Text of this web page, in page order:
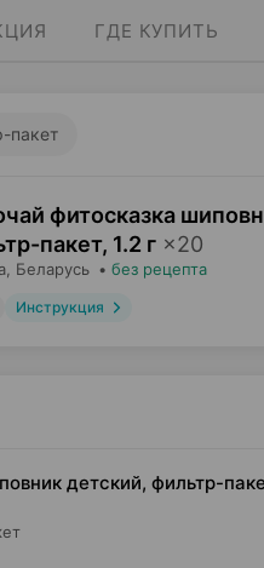
ГДЕ КУПИТЬ
пакет
фитосказка
пакет, 1.2 г ×20
, Беларусь • без рецепта
Инструкция
детский, фильтр-